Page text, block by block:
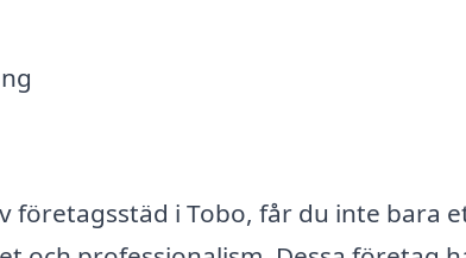
företagsstäd i Tobo, får du inte bara